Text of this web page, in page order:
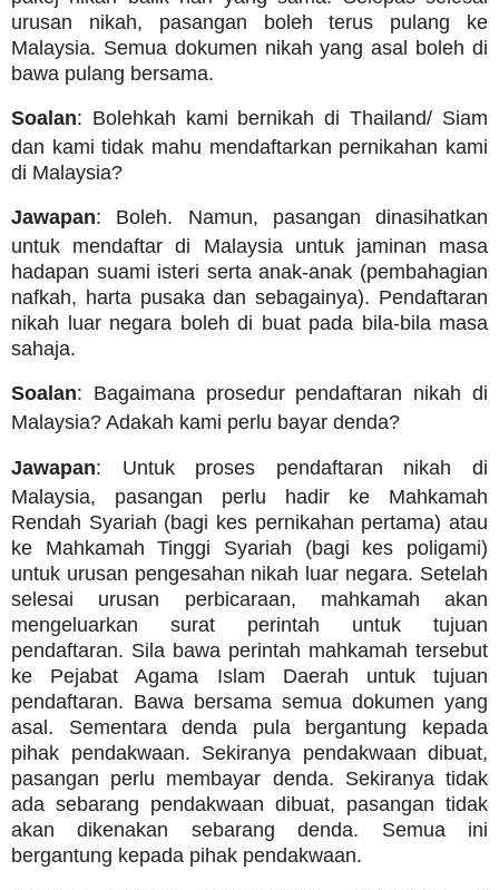
urusan nikah, pasangan boleh terus pulang ke
Malaysia. Semua dokumen nikah yang asal boleh di
bawa pulang bersama.
Soalan: Bolehkah kami bernikah di Thailand/ Siam
dan kami tidak mahu mendaftarkan pernikahan kami
di Malaysia?
Jawapan: Boleh. Namun, pasangan dinasihatkan
untuk mendaftar di Malaysia untuk jaminan masa
hadapan suami isteri serta anak-anak (pembahagian
nafkah, harta pusaka dan sebagainya). Pendaftaran
nikah luar negara boleh di buat pada bila-bila masa
sahaja.
Soalan: Bagaimana prosedur pendaftaran nikah di
Malaysia? Adakah kami perlu bayar denda?
Jawapan: Untuk proses pendaftaran nikah di
Malaysia, pasangan perlu hadir ke Mahkamah
Rendah Syariah (bagi kes pernikahan pertama) atau
ke Mahkamah Tinggi Syariah (bagi kes poligami)
untuk urusan pengesahan nikah luar negara. Setelah
selesai urusan perbicaraan, mahkamah akan
mengeluarkan surat perintah untuk tujuan
pendaftaran. Sila bawa perintah mahkamah tersebut
ke Pejabat Agama Islam Daerah untuk tujuan
pendaftaran. Bawa bersama semua dokumen yang
asal. Sementara denda pula bergantung kepada
pihak pendakwaan. Sekiranya pendakwaan dibuat,
pasangan perlu membayar denda. Sekiranya tidak
ada sebarang pendakwaan dibuat, pasangan tidak
akan dikenakan sebarang denda. Semua ini
bergantung kepada pihak pendakwaan.